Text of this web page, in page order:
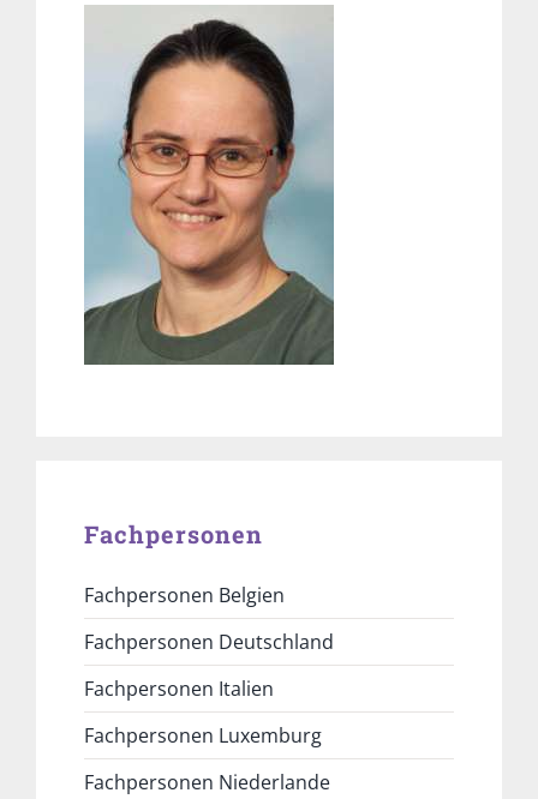
Fachpersonen
Fachpersonen Belgien
Fachpersonen Deutschland
Fachpersonen Italien
Fachpersonen Luxemburg
Fachpersonen Niederlande